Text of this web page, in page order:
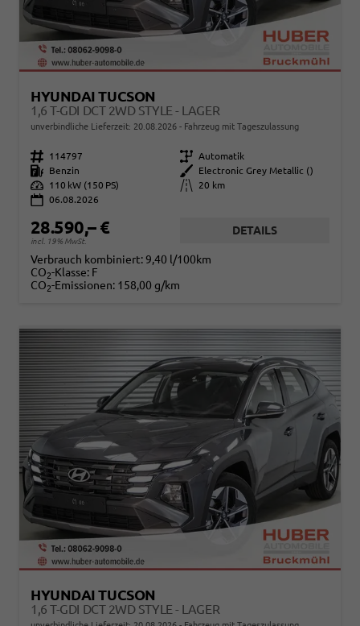
HYUNDAI TUCSON
1,6 T-GDI DCT 2WD STYLE - LAGER
unverbindliche Lieferzeit: 20.08.2026 Fahrzeug mit Tageszulassung
Fahrzeugnr. 114797 Getriebe Automatik
Kraftstoff
Benzin Außenfarbe
Electronic Grey Metallic ()
Leistung
110 kW (150 PS) Kilometerstand
20 km
06.08.2026
28.590,– €
incl. 19% MwSt.
DETAILS
Verbrauch kombiniert: 9,40 l/100km
CO2-Klasse: F
CO2-Emissionen: 158,00 g/km
HYUNDAI TUCSON
1,6 T-GDI DCT 2WD STYLE - LAGER